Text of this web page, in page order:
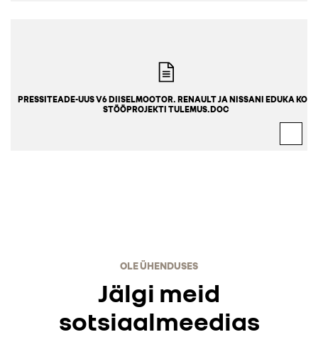
PRESSITEADE-UUS V6 DIISELMOOTOR. RENAULT JA NISSANI EDUKA KOO
STÖÖPROJEKTI TULEMUS.DOC
OLE ÜHENDUSES
Jälgi meid
sotsiaalmeedias